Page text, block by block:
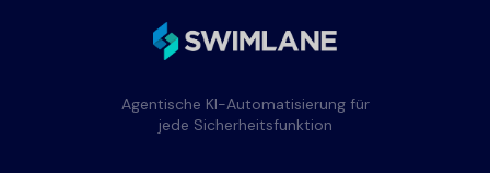
Agentische KI-Automatisierung für
jede Sicherheitsfunktion